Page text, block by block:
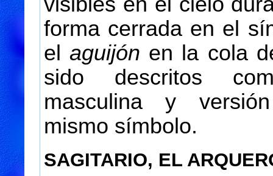
forma cerrada en el
elaguijón en la cola
sido descritos
masculina y
mismo símbolo.
SAGITARIO, EL